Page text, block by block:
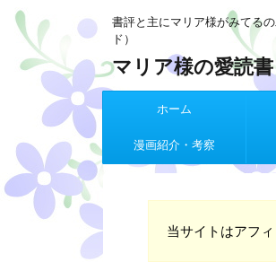
書評と主にマリア様がみてる
ド）
マリア様の愛読書
ホーム
漫画紹介・考察
当サイトはアフ